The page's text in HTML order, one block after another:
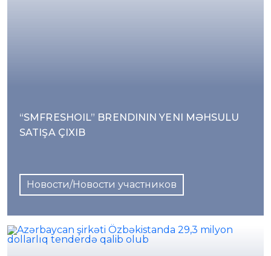
“SMFRESHOIL” BRENDININ YENI MƏHSULU
SATIŞA ÇIXIB
Новости/Новости участников